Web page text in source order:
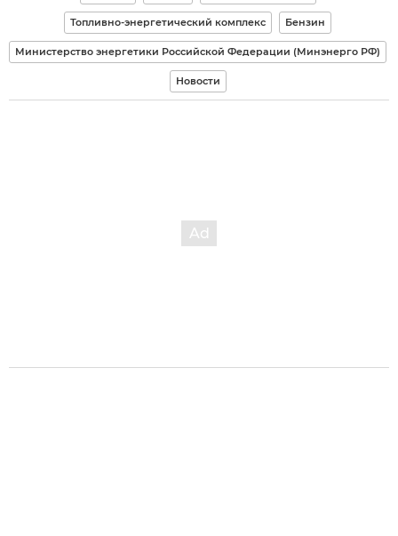
Топливно-энергетический комплекс Бензин
Министерство энергетики Российской Федерации (Минэнерго РФ)
Новости